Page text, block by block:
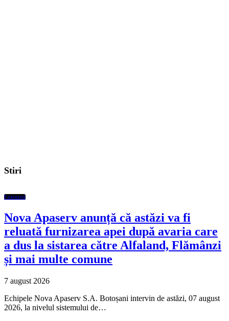
Stiri
Featured
Nova Apaserv anunță că astăzi va fi
reluată furnizarea apei după avaria care
a dus la sistarea către Alfaland, Flămânzi
și mai multe comune
7 august 2026
Echipele Nova Apaserv S.A. Botoșani intervin de astăzi, 07 august
2026, la nivelul sistemului de…